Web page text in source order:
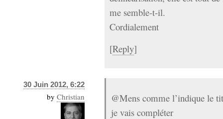
me semble-t-il.
Cordialement
[Reply]
30 Juin 2012, 6:22
by Christian
@Mens comme l’indique le
je vais compléter